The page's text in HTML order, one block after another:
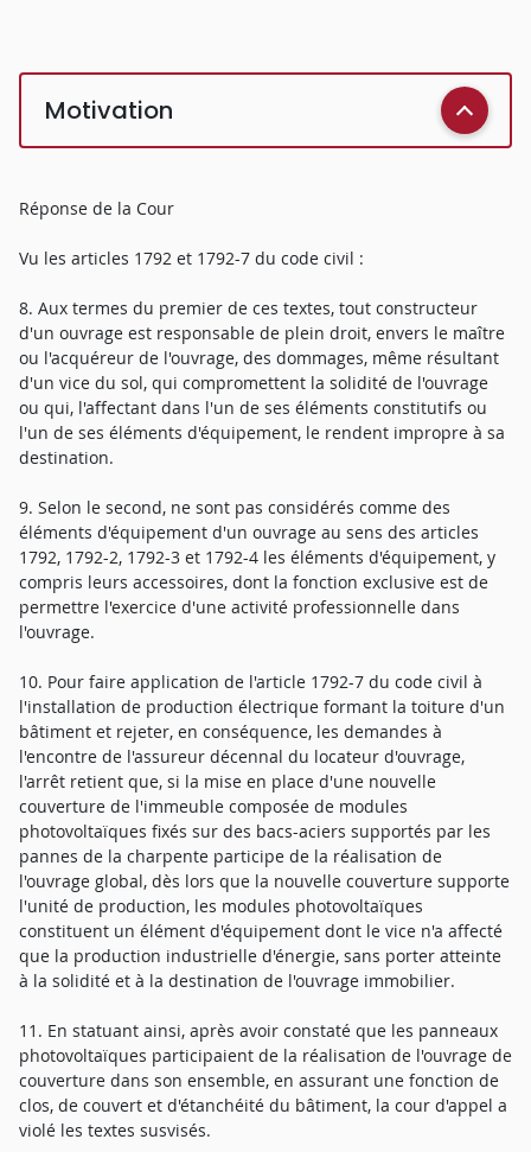
Motivation
Réponse de la Cour
Vu les articles 1792 et 1792-7 du code civil :
8. Aux termes du premier de ces textes, tout constructeur
d'un ouvrage est responsable de plein droit, envers le maître
ou l'acquéreur de l'ouvrage, des dommages, même résultant
d'un vice du sol, qui compromettent la solidité de l'ouvrage
ou qui, l'affectant dans l'un de ses éléments constitutifs ou
l'un de ses éléments d'équipement, le rendent impropre à sa
destination.
9. Selon le second, ne sont pas considérés comme des
éléments d'équipement d'un ouvrage au sens des articles
1792, 1792-2, 1792-3 et 1792-4 les éléments d'équipement, y
compris leurs accessoires, dont la fonction exclusive est de
permettre l'exercice d'une activité professionnelle dans
l'ouvrage.
10. Pour faire application de l'article 1792-7 du code civil à
l'installation de production électrique formant la toiture d'un
bâtiment et rejeter, en conséquence, les demandes à
l'encontre de l'assureur décennal du locateur d'ouvrage,
l'arrêt retient que, si la mise en place d'une nouvelle
couverture de l'immeuble composée de modules
photovoltaïques fixés sur des bacs-aciers supportés par les
pannes de la charpente participe de la réalisation de
l'ouvrage global, dès lors que la nouvelle couverture supporte
l'unité de production, les modules photovoltaïques
constituent un élément d'équipement dont le vice n'a affecté
que la production industrielle d'énergie, sans porter atteinte
à la solidité et à la destination de l'ouvrage immobilier.
11. En statuant ainsi, après avoir constaté que les panneaux
photovoltaïques participaient de la réalisation de l'ouvrage de
couverture dans son ensemble, en assurant une fonction de
clos, de couvert et d'étanchéité du bâtiment, la cour d'appel a
violé les textes susvisés.